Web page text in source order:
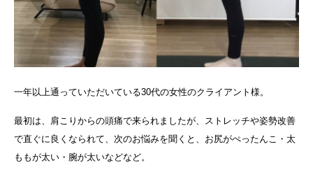
一年以上通っていただいている30代の女性のクライアント様。
最初は、肩こりからの頭痛で来られましたが、ストレッチや姿勢改善
で直ぐに良くなられて、次のお悩みを聞くと、お尻がぺったんこ・太
ももが太い・腕が太いなどなど。